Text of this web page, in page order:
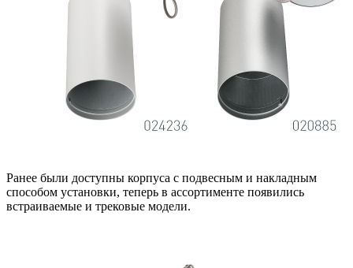
Ранее были доступны корпуса с подвесным и накладным
способом установки, теперь в ассортименте появились
встраиваемые и трековые модели.